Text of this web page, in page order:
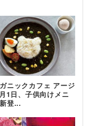
ニックカフェ アージ
1日、子供向けメニ
登...